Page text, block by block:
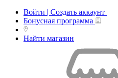
Войти | Создать аккаунт
Бонусная программа
Найти магазин